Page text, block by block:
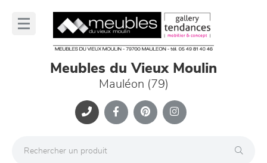
Meubles du Vieux Moulin
Mauléon (79)